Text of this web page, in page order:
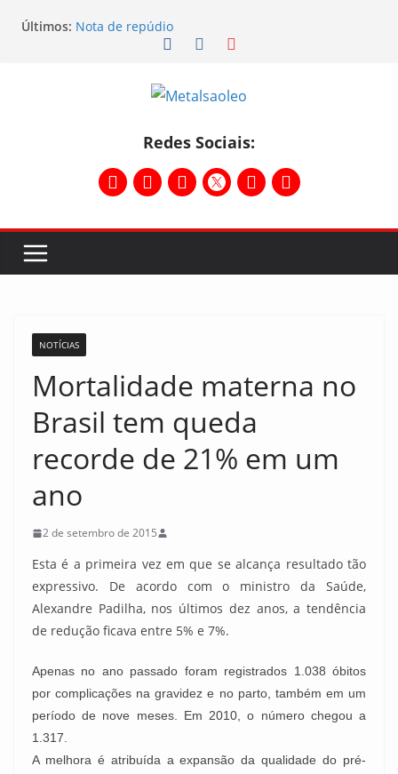
Últimos: Nota de repúdio
Conselho Diretivo da CNM/CUT debate indústria e
Physioclinic: parceira do Sindicato
Assembleia na Taurus – Campanha salarial
Assembleia na Taurus fortalece campanha
salarial e mostra a força da categoria que exige
reajuste
Redes Sociais:
NOTÍCIAS
Mortalidade materna no
Brasil tem queda
recorde de 21% em um
ano
2 de setembro de 2015
Esta é a primeira vez em que se alcança resultado tão
expressivo. De acordo com o ministro da Saúde,
Alexandre Padilha, nos últimos dez anos, a tendência
de redução ficava entre 5% e 7%.
Apenas no ano passado foram registrados 1.038 óbitos
por complicações na gravidez e no parto, também em um
período de nove meses. Em 2010, o número chegou a
1.317.
A melhora é atribuída a expansão da qualidade do pré-